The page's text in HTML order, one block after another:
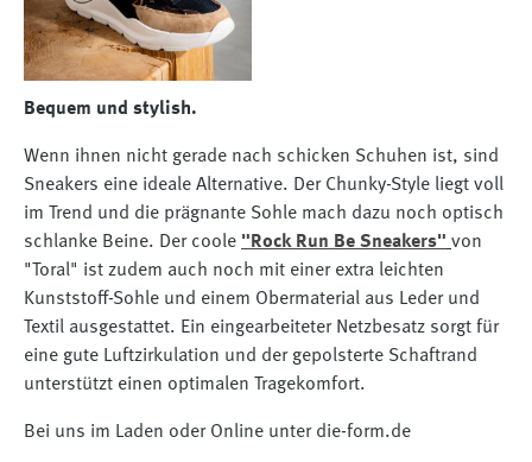
Bequem und stylish.
Wenn ihnen nicht gerade nach schicken Schuhen ist, sind
Sneakers eine ideale Alternative. Der Chunky-Style liegt voll
im Trend und die prägnante Sohle mach dazu noch optisch
schlanke Beine. Der coole "Rock Run Be Sneakers" von
"Toral" ist zudem auch noch mit einer extra leichten
Kunststoff-Sohle und einem Obermaterial aus Leder und
Textil ausgestattet. Ein eingearbeiteter Netzbesatz sorgt für
eine gute Luftzirkulation und der gepolsterte Schaftrand
unterstützt einen optimalen Tragekomfort.
Bei uns im Laden oder Online unter die-form.de